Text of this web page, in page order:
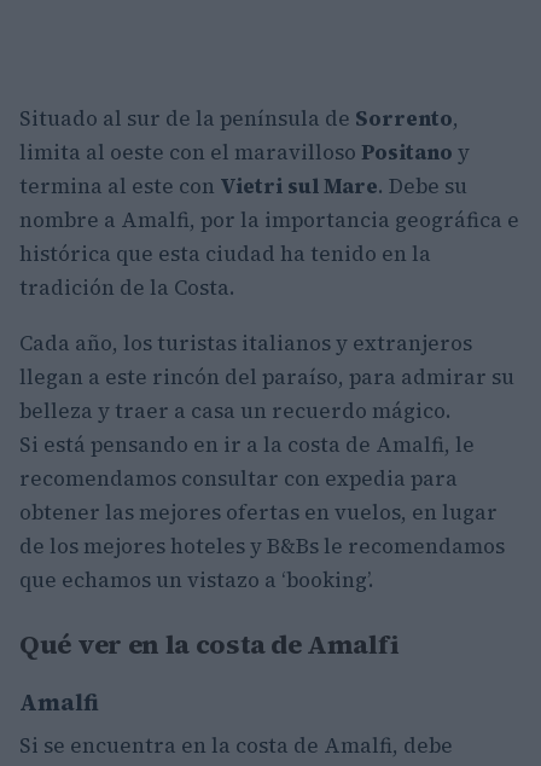
Situado al sur de la península de Sorrento,
limita al oeste con el maravilloso Positano y
termina al este con Vietri sul Mare. Debe su
nombre a Amalfi, por la importancia geográfica e
histórica que esta ciudad ha tenido en la
tradición de la Costa.
Cada año, los turistas italianos y extranjeros
llegan a este rincón del paraíso, para admirar su
belleza y traer a casa un recuerdo mágico.
Si está pensando en ir a la costa de Amalfi, le
recomendamos consultar con expedia para
obtener las mejores ofertas en vuelos, en lugar
de los mejores hoteles y B&Bs le recomendamos
que echamos un vistazo a ‘booking’.
Qué ver en la costa de Amalfi
Amalfi
Si se encuentra en la costa de Amalfi, debe